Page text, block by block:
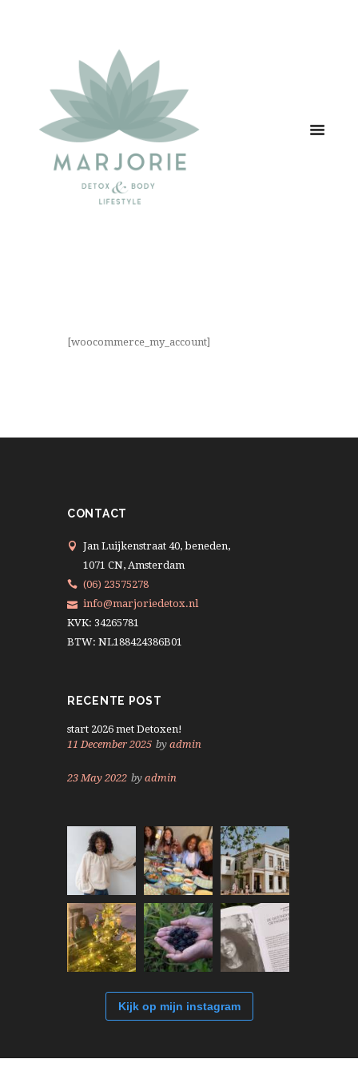
[woocommerce_my_account]
CONTACT
Jan Luijkenstraat 40, beneden,
1071 CN, Amsterdam
(06) 23575278
info@marjoriedetox.nl
KVK: 34265781
BTW: NL188424386B01
RECENTE POST
start 2026 met Detoxen!
11 December 2025 by admin
23 May 2022 by admin
Kijk op mijn instagram